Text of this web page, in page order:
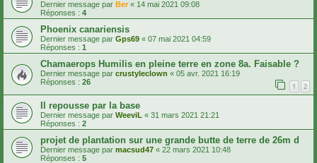
Dernier message par Ber « 14 mai 2021 09:08
Réponses : 4
Phoenix canariensis
Dernier message par Gps69 « 07 mai 2021 04:59
Réponses : 1
Chamaerops Humilis en pleine terre en zone 8a. Faisable ?
Dernier message par crustyleclown « 05 avr. 2021 16:19
Réponses : 26 1 2
Il repousse par la base
Dernier message par WeeviL « 31 mars 2021 21:21
Réponses : 2
projet de plantation sur une grande butte de terre de 26m d
Dernier message par macsud47 « 22 mars 2021 10:48
Réponses : 5